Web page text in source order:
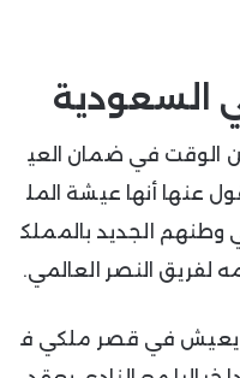
السعودية
من الوقت في ضمان العي
عنها أنها عيشة المل
الجديد بالمملك
لفريق النصر العالمي.
يعيش في قصر ملكي ف